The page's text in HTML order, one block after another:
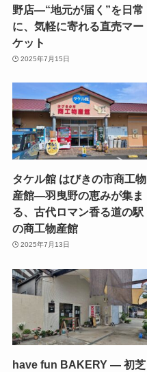
野店—“地元が届く”を日常
に、気軽に寄れる直売マー
ケット
2025年7月15日
タケル館 はびきの市商工物
産館—羽曳野の恵みが集ま
る、古代ロマン香る道の駅
の商工物産館
2025年7月13日
have fun BAKERY — 初芝